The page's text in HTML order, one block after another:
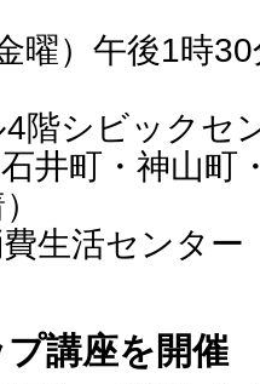
曜）午後1時
シビックセ
井町・神山町
生活センター
講座を開催